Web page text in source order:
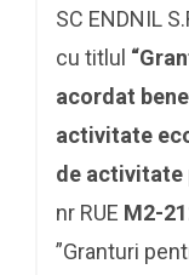
SC ENDNIL
cu titlul
acordat
activitate
de activitate
nr RUE M2-
”Granturi